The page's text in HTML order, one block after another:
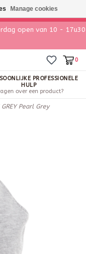
open van 10 - 17u30
0
PROFESSIONELE
HULP
over een product?
GREY Pearl Grey
Manage cookies